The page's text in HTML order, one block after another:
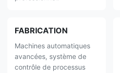
FABRICATION
Machines automatiques
avancées, système de
contrôle de processus